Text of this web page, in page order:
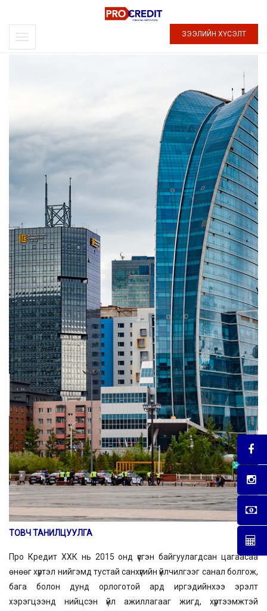
ЗЭЭЛИЙН ХҮСЭЛТ
ТОВЧ ТАНИЛЦУУЛГА
Про Кредит ХХК нь 2015 онд үүсгэн байгуулагдсан цагаасаа
өнөөг хүртэл нийгэмд тустай санхүүгийн үйлчилгээг санал болгож,
бага болон дунд орлоготой ард иргэдийнхээ эрэлт
хэрэгцээнд нийцсэн үйл ажиллагааг жигд, хүртээмжтэй